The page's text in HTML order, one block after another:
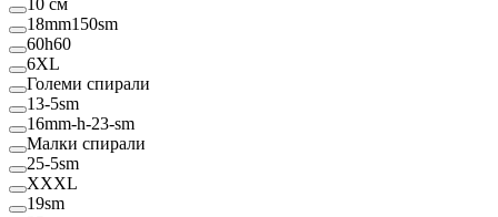
18mm150sm
60h60
6XL
Големи спирали
13-5sm
16mm-h-23-sm
Малки спирали
25-5sm
XXXL
19sm